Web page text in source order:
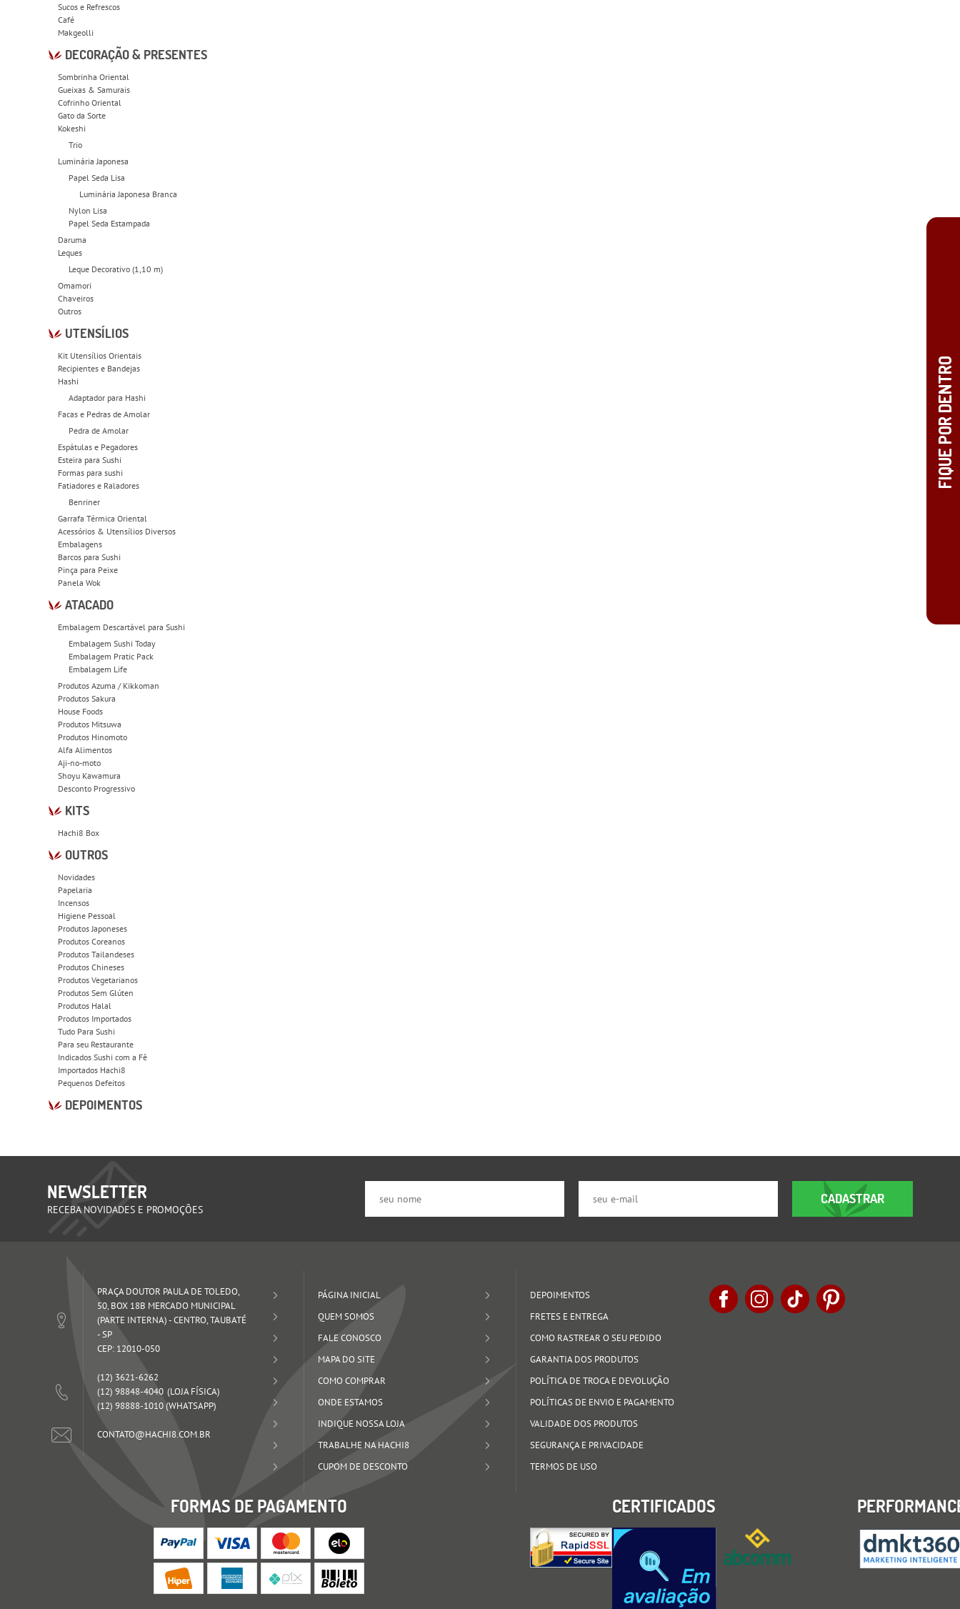
Sucos e Refrescos
Café
Makgeolli
DECORAÇÃO & PRESENTES
Sombrinha Oriental
Gueixas & Samurais
Cofrinho Oriental
Gato da Sorte
Kokeshi
Trio
Luminária Japonesa
Papel Seda Lisa
Luminária Japonesa Branca
Nylon Lisa
Papel Seda Estampada
Daruma
Leques
Leque Decorativo (1,10 m)
Omamori
Chaveiros
Outros
UTENSÍLIOS
Kit Utensílios Orientais
Recipientes e Bandejas
Hashi
Adaptador para Hashi
Facas e Pedras de Amolar
Pedra de Amolar
Espátulas e Pegadores
Esteira para Sushi
Formas para sushi
Fatiadores e Raladores
Benriner
Garrafa Térmica Oriental
Acessórios & Utensílios Diversos
Embalagens
Barcos para Sushi
Pinça para Peixe
Panela Wok
ATACADO
Embalagem Descartável para Sushi
Embalagem Sushi Today
Embalagem Pratic Pack
Embalagem Life
Produtos Azuma / Kikkoman
Produtos Sakura
House Foods
Produtos Mitsuwa
Produtos Hinomoto
Alfa Alimentos
Aji-no-moto
Shoyu Kawamura
Desconto Progressivo
KITS
Hachi8 Box
OUTROS
Novidades
Papelaria
Incensos
Higiene Pessoal
Produtos Japoneses
Produtos Coreanos
Produtos Tailandeses
Produtos Chineses
Produtos Vegetarianos
Produtos Sem Glúten
Produtos Halal
Produtos Importados
Tudo Para Sushi
Para seu Restaurante
Indicados Sushi com a Fê
Importados Hachi8
Pequenos Defeitos
DEPOIMENTOS
NEWSLETTER
RECEBA NOVIDADES E PROMOÇÕES
CADASTRAR
PRAÇA DOUTOR PAULA DE TOLEDO,
50, BOX 18B MERCADO MUNICIPAL
(PARTE INTERNA)-CENTRO, TAUBATÉ
-SP
CEP: 12010-050
(12) 3621-6262
(12) 98848-4040
(12) 98888-1010(WHATSAPP)
CONTATO@HACHI8.COM.BR
PÁGINA INICIAL
QUEM SOMOS
FALE CONOSCO
MAPA DO SITE
COMO COMPRAR
ONDE ESTAMOS
INDIQUE NOSSA LOJA
TRABALHE NA HACHI8
CUPOM DE DESCONTO
DEPOIMENTOS
FRETES E ENTREGA
COMO RASTREAR O SEU PEDIDO
GARANTIA DOS PRODUTOS
POLÍTICA DE TROCA E DEVOLUÇÃO
POLÍTICAS DE ENVIO E PAGAMENTO
VALIDADE DOS PRODUTOS
SEGURANÇA E PRIVACIDADE
TERMOS DE USO
FORMAS DE PAGAMENTO CERTIFICADOS